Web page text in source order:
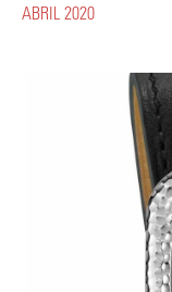
ABRIL 2020